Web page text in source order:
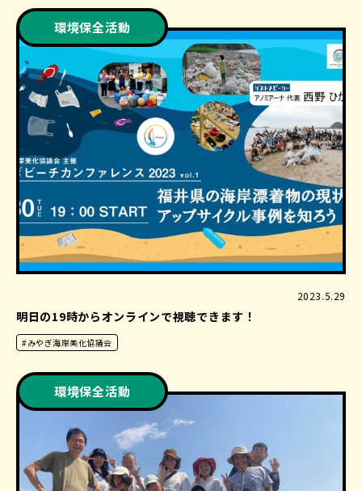
環境保全活動
2023.5.29
明日の19時からオンラインで視聴できます！
#みやぎ海岸美化協議会
環境保全活動